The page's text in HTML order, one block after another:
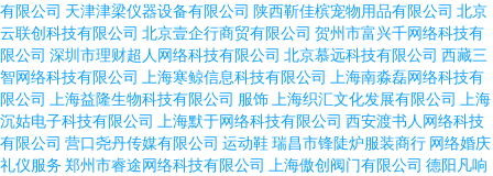
有限公司 天津津梁仪器设备有限公司 陕西靳佳槟宠物用品有限公司 北京
云联创科技有限公司 北京壹企行商贸有限公司 贺州市富兴千网络科技有
限公司 深圳市理财超人网络科技有限公司 北京慕远科技有限公司 西藏三
智网络科技有限公司
上海寒鲸信息科技有限公司
上海南淼磊网络科技有
限公司
上海益隆生物科技有限公司 服饰 上海织汇文化发展有限公司
上海
沉姑电子科技有限公司
上海默于网络科技有限公司 西安渡书人网络科技
有限公司 营口尧丹传媒有限公司 运动鞋瑞昌市锋陡炉服装商行 网络婚庆
礼仪服务 郑州市睿途网络科技有限公司 上海傲创阀门有限公司 德阳凡响